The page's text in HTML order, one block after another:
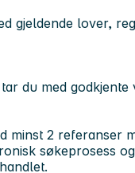
gjeldende lover,
du med
minst 2 referanser
søkeprosess